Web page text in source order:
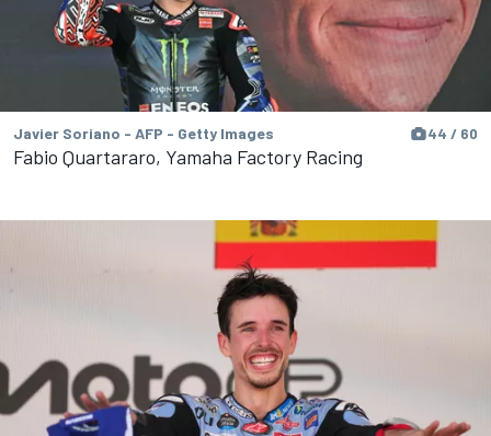
Javier Soriano - AFP - Getty Images 44 / 60
Fabio Quartararo, Yamaha Factory Racing